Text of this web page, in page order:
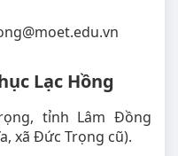
Lạc Hồng
tỉnh Lâm Đồng
xã Đức Trọng cũ).